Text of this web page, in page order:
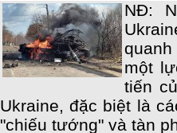
NĐ:
một
tiến
Ukraine, đặc biệt là
"chiếu tướng" và tàn